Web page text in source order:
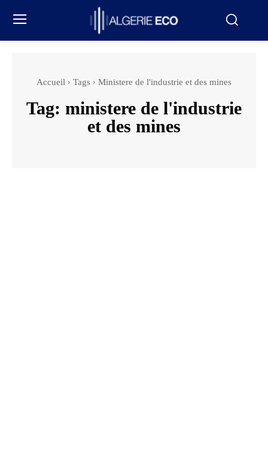
Accueil Tags Ministere de l'industrie et des mines
Tag: ministere de l'industrie
et des mines